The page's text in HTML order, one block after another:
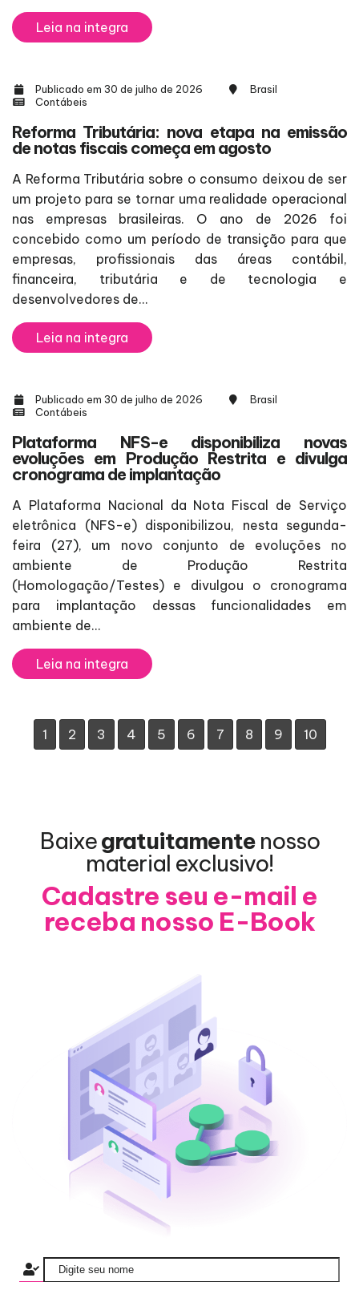
Leia na integra
Publicado em 30 de julho de 2026
Brasil
Contábeis
Reforma Tributária: nova etapa na emissão
de notas fiscais começa em agosto
A Reforma Tributária sobre o consumo deixou de ser
um projeto para se tornar uma realidade operacional
nas empresas brasileiras. O ano de 2026 foi
concebido como um período de transição para que
empresas, profissionais das áreas contábil,
financeira, tributária e de tecnologia e
desenvolvedores de...
Leia na integra
Publicado em 30 de julho de 2026
Brasil
Contábeis
Plataforma NFS-e disponibiliza novas
evoluções em Produção Restrita e divulga
cronograma de implantação
A Plataforma Nacional da Nota Fiscal de Serviço
eletrônica (NFS-e) disponibilizou, nesta segunda-
feira (27), um novo conjunto de evoluções no
ambiente de Produção Restrita
(Homologação/Testes) e divulgou o cronograma
para implantação dessas funcionalidades em
ambiente de...
Leia na integra
1 2 3 4 5 6 7 8 9 10
Baixegratuitamente nosso
material exclusivo!
Cadastre seu e-mail e
receba nosso E-Book